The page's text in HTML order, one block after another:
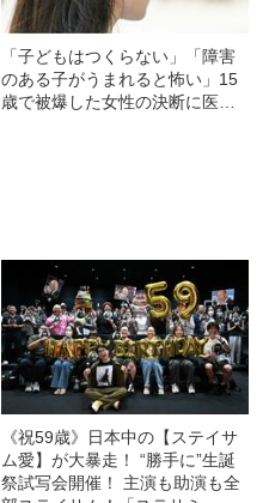
「子どもはつくらない」「障害
のある子がうまれると怖い」15
歳で被爆した女性の決断に医者
《祝59歳》日本中の【ステイサ
ム愛】が大暴走！ “勝手に”生誕
祭試写会開催！ 主演も助演も全